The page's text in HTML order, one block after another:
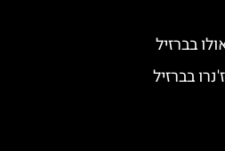
בברזיל
בברזיל